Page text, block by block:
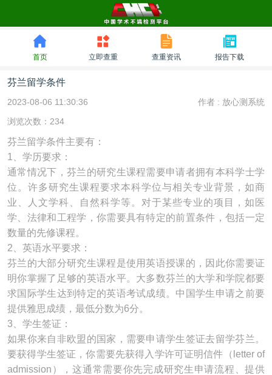
首页 立即查重 查重资讯 报告下载
芬兰留学条件
2023-08-06 11:30:36 作者 : 放心测系统
浏览次数：234
芬兰留学条件主要有：
1、学历要求：
通常情况下，芬兰的研究生课程需要申请者拥有本科学士学
位。许多研究生课程要求本科学位与相关专业背景，如商
业、人文学科、自然科学等。对于某些专业的项目，如医
学、法律和工程学，你需要具有特定的前置条件，包括一定
数量的先修课程。
2、英语水平要求：
芬兰的大部分研究生课程是使用英语授课的，因此你需要证
明你掌握了足够的英语水平。大多数芬兰的大学和学院都要
求国际学生达到特定的英语考试成绩。中国学生申请之前要
提供雅思成绩，最低分数为6分。
3、学生签证：
如果你来自非欧盟的国家，需要申请学生签证去留学芬兰。
要获得学生签证，你需要先获得入学许可证明信件（letter of
admission），这通常需要你先完成研究生申请流程、提供